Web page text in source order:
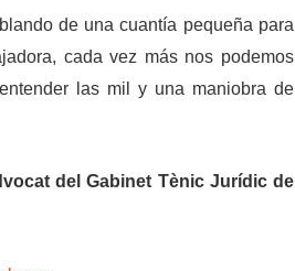
de una cuantía pequeña para
cada vez más nos podemos
las mil y una maniobra de
del Gabinet Tènic Jurídic de